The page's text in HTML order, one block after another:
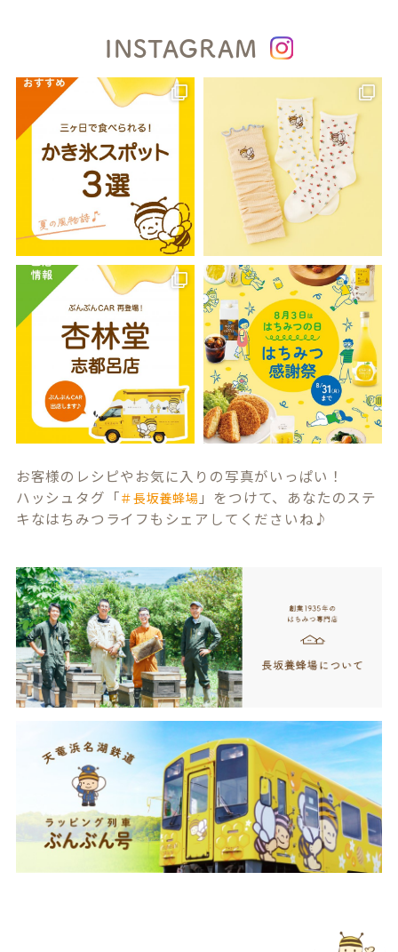
INSTAGRAM
お客様のレシピやお気に入りの写真がいっぱい！
ハッシュタグ「＃長坂養蜂場 」をつけて、あなたのステ
キなはちみつライフもシェアしてくださいね♪